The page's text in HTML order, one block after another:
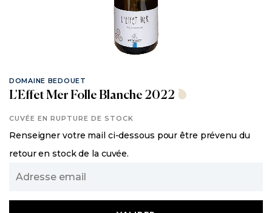
DOMAINE BEDOUET
L'Effet Mer Folle Blanche 2022
CUVÉE EN RUPTURE DE STOCK
Renseigner votre mail ci-dessous pour être prévenu du
retour en stock de la cuvée.
Adresse